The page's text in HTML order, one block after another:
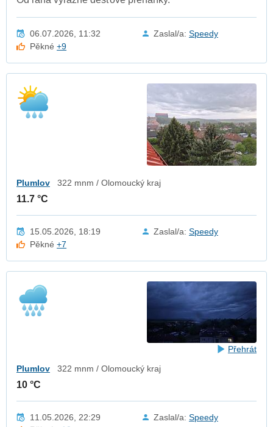
06.07.2026, 11:32 Zaslal/a: Speedy
Pěkné+9
Plumlov 322 mnm / Olomoucký kraj
11.7 °C
15.05.2026, 18:19 Zaslal/a: Speedy
Pěkné+7
Přehrát
Plumlov 322 mnm / Olomoucký kraj
10 °C
11.05.2026, 22:29 Zaslal/a: Speedy